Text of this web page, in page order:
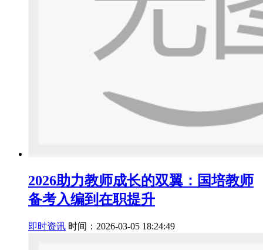
2026助力教师成长的双翼：国培教师
备考入编到在职提升
即时资讯 时间：2026-03-05 18:24:49